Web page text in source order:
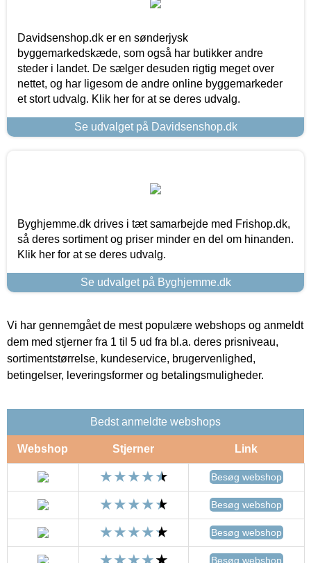
Davidsenshop.dk er en sønderjysk
byggemarkedskæde, som også har butikker andre
steder i landet. De sælger desuden rigtig meget over
nettet, og har ligesom de andre online byggemarkeder
et stort udvalg. Klik her for at se deres udvalg.
Se udvalget på Davidsenshop.dk
Byghjemme.dk drives i tæt samarbejde med Frishop.dk,
så deres sortiment og priser minder en del om hinanden.
Klik her for at se deres udvalg.
Se udvalget på Byghjemme.dk
Vi har gennemgået de mest populære webshops og anmeldt
dem med stjerner fra 1 til 5 ud fra bl.a. deres prisniveau,
sortimentstørrelse, kundeservice, brugervenlighed,
betingelser, leveringsformer og betalingsmuligheder.
Bedst anmeldte webshops
Webshop Stjerner Link
Besøg webshop
Besøg webshop
Besøg webshop
Besøg webshop